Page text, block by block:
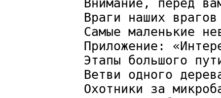
Внимание, перед
Враги наших
Самые маленькие
Приложение:
Этапы большого
Ветви одного
Охотники за